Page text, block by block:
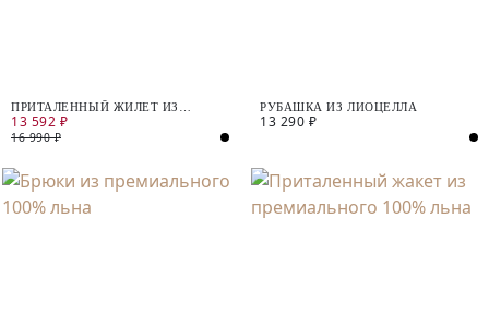
ПРИТАЛЕННЫЙ ЖИЛЕТ ИЗ
ПРЕМИАЛЬНОГО 100% ЛЬНА
13 592 ₽
16 990 ₽
РУБАШКА ИЗ ЛИОЦЕЛЛА
13 290 ₽